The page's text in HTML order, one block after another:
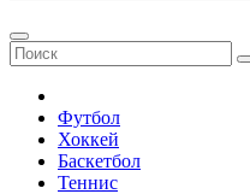
Футбол
Хоккей
Баскетбол
Теннис